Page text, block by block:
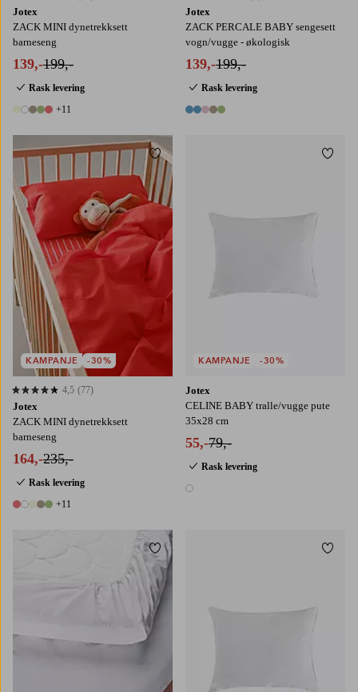
Jotex
ZACK MINI dynetrekksett
barneseng
139,-199,-
Rask levering
16 farger
+11
Jotex
ZACK PERCALE BABY sengesett
vogn/vugge - økologisk
139,-199,-
Rask levering
5 farger
Jotex
ZACK MINI dynetrekksett
barneseng
164,-235,-
Rask levering
16 farger
+11
4,5 basert på 77 karaktergivninger
4,5 (77)
KAMPANJE -30%
Legg til favoritter
Jotex
CELINE BABY tralle/vugge pute
35x28 cm
55,-79,-
Rask levering
1 farge
KAMPANJE -30%
Legg til favoritter